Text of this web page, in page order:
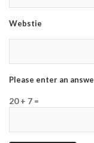
Webstie
Please enter an
20 + 7 =